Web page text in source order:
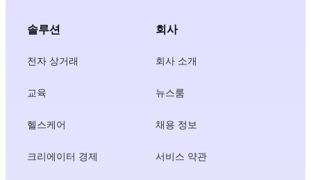
솔루션
전자 상거래
교육
헬스케어
크리에이터 경제
회사
회사 소개
뉴스룸
채용 정보
서비스 약관